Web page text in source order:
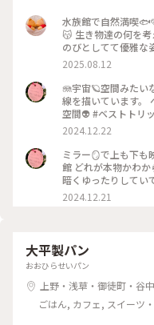
水族館で自然満喫🐟🩵 眺めているだけで不思議と癒さ
😽 生き物達の何を
のびとしてて優雅な姿が、
族館 #水族館 #水
2025.08.12
🪼宇宙🪐空間みたいな水槽 薄暗いクラゲの水槽
線を描いています。
空間👽 #ベストトリップ2024 #ぽかぽか #世界はステキな出逢
いであふれてる #らんらんらん #オトナの
科見学 #クラゲリフ
も眺めていたい景色
2024.12.22
ミラー🪞で上も下も映ってい
館 どれが本物かわからなくなりそうな感覚〜❣️ このフロアが薄
暗くゆったりして
いていればじっくり
トトリップ2024 #ぽかぽか #世界はステキな出逢いであふれて
2024.12.21
大平製パン
おおひらせいパン
上野・浅草・御徒町・谷中
ごはん, カフェ, スイーツ